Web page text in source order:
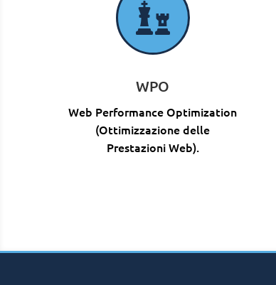

WPO
Web Performance Optimization
(Ottimizzazione delle
Prestazioni Web).